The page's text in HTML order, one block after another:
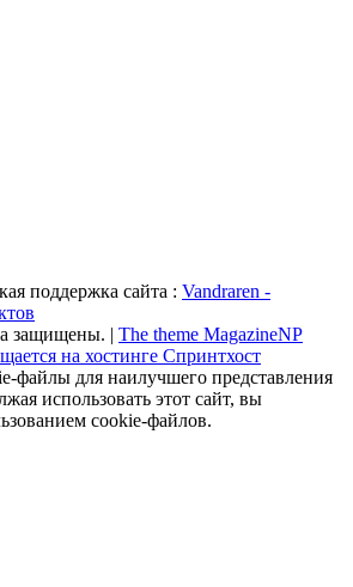
поддержка сайта : Vandraren -
защищены. | The theme MagazineNP
на хостинге Спринтхост
файлы для наилучшего представления
использовать этот сайт, вы
cookie-файлов.